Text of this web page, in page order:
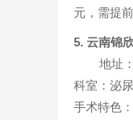
元，需提
5. 云南锦
地址
科室：泌
手术特色